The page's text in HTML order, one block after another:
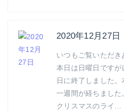
2020年12月27日
いつもご覧いただ
本日は日曜日です
日に終了しました
一週間が経ちまし
クリスマスのライ…